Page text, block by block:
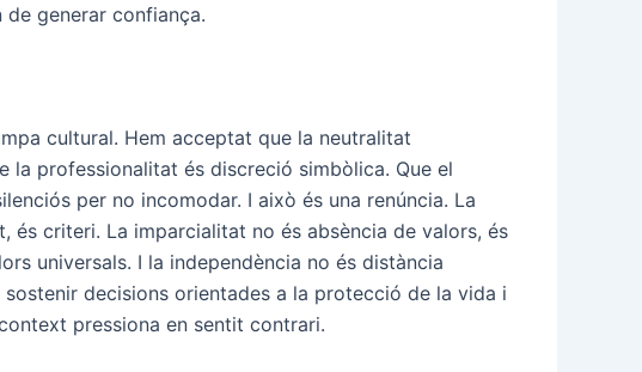
generar confiança.
cultural. Hem acceptat que la neutralitat
la professionalitat és discreció simbòlica. Que el
per no incomodar. I això és una renúncia. La
és criteri. La imparcialitat no és absència de valors, és
universals. I la independència no és distància
decisions orientades a la protecció de la vida i
pressiona en sentit contrari.